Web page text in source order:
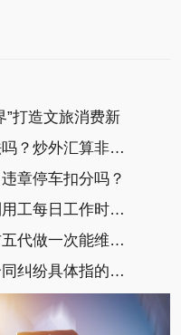
”打造文旅消费新
炒外汇是什么意思？炒外汇合法吗？炒外汇算非法集
章停车扣分吗？
非全日制用工是什么？非全日制用工每日工作时间不
热玛吉五代有什么功效？热玛吉五代做一次能维持多
公司经济性质怎么填写？经济合同纠纷具体指的是什